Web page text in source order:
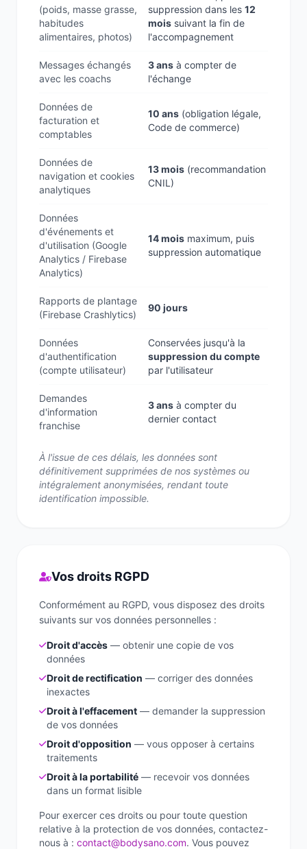
(poids, masse grasse,
habitudes
alimentaires, photos)
suppression dans les 12
mois suivant la fin de
l'accompagnement
Messages échangés
avec les coachs
3 ans à compter de
l'échange
Données de
facturation et
comptables
10 ans (obligation légale,
Code de commerce)
Données de
navigation et cookies
analytiques
13 mois (recommandation
CNIL)
Données
d'événements et
d'utilisation (Google
Analytics / Firebase
Analytics)
14 mois maximum, puis
suppression automatique
Rapports de plantage
(Firebase Crashlytics)
90 jours
Données
d'authentification
(compte utilisateur)
Conservées jusqu'à la
suppression du compte
par l'utilisateur
Demandes
d'information
franchise
3 ans à compter du
dernier contact
À l'issue de ces délais, les données sont
définitivement supprimées de nos systèmes ou
intégralement anonymisées, rendant toute
identification impossible.
Vos droits RGPD
Conformément au RGPD, vous disposez des droits
suivants sur vos données personnelles :
Droit d'accès — obtenir une copie de vos
données
Droit de rectification — corriger des données
inexactes
Droit à l'effacement — demander la suppression
de vos données
Droit d'opposition — vous opposer à certains
traitements
Droit à la portabilité — recevoir vos données
dans un format lisible
Pour exercer ces droits ou pour toute question
relative à la protection de vos données, contactez-
nous à : contact@bodysano.com. Vous pouvez